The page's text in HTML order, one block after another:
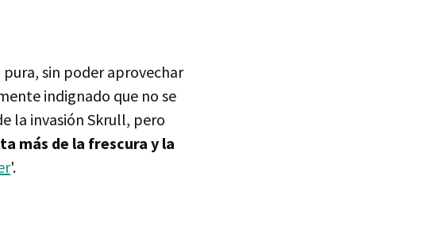
sin poder aprovechar
indignado que no se
la invasión Skrull, pero
más de la frescura y la
'.